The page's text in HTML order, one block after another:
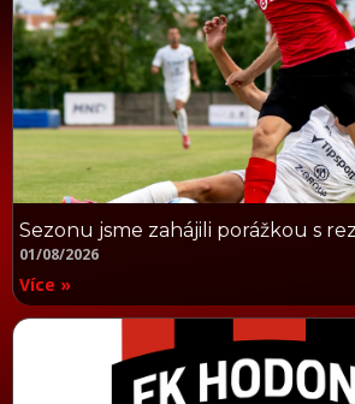
Sezonu jsme zahájili porážkou s
01/08/2026
Více »